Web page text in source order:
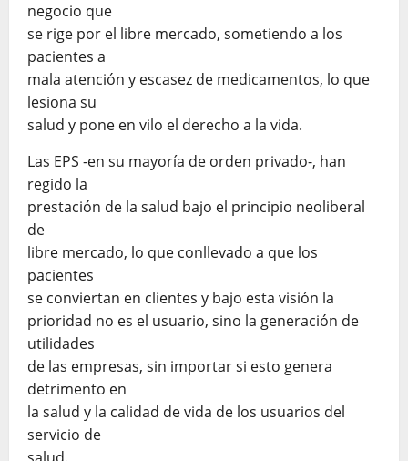
negocio que
se rige por el libre mercado, sometiendo a los
pacientes a
mala atención y escasez de medicamentos, lo que
lesiona su
salud y pone en vilo el derecho a la vida.
Las EPS -en su mayoría de orden privado-, han
regido la
prestación de la salud bajo el principio neoliberal
de
libre mercado, lo que conllevado a que los
pacientes
se conviertan en clientes y bajo esta visión la
prioridad no es el usuario, sino la generación de
utilidades
de las empresas, sin importar si esto genera
detrimento en
la salud y la calidad de vida de los usuarios del
servicio de